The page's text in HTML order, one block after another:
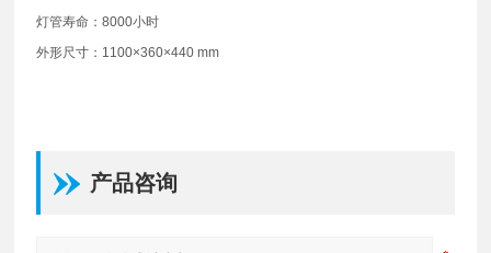
灯管寿命：8000小时
外形尺寸：1100×360×440 mm
产品咨询